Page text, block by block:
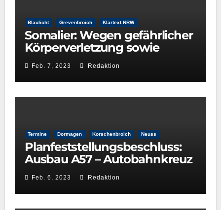
Blaulicht Grevenbroich Klartext.NRW
Somalier: Wegen gefährlicher
Körperverletzung sowie
wegen Sexualdelikten
aufgefallen
Feb. 7, 2023 Redaktion
Termine Dormagen Korschenbroich Neuss
Planfeststellungsbeschluss:
Ausbau A57 – Autobahnkreuz
Neuss-West und
Reuschenberg
Feb. 6, 2023 Redaktion